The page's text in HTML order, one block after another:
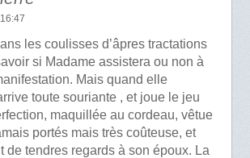
les coulisses d’âpres tractations
si Madame assistera ou non à
Mais quand elle
toute souriante , et joue le jeu
maquillée au cordeau, vêtue
portés mais très coûteuse, et
de tendres regards à son époux. La